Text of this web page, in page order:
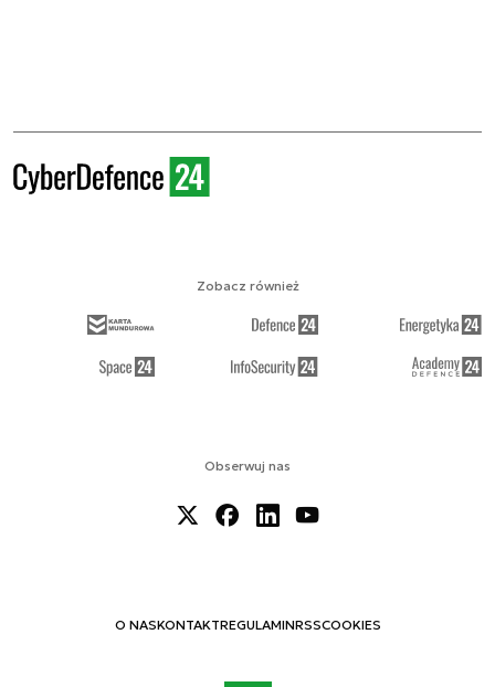
Obserwuj nas
O NASKONTAKTREGULAMINRSSCOOKIES
Zobacz również